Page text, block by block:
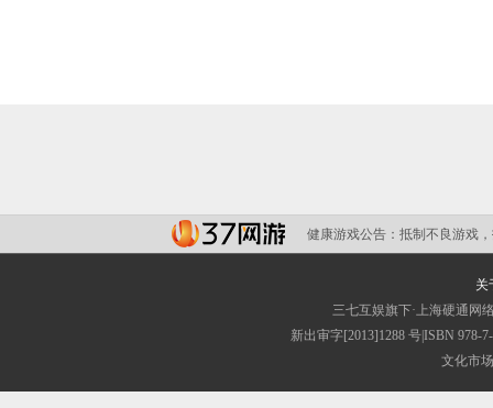
健康游戏公告： 抵制不良游戏
关
三七互娱旗下·上海硬通网
新出审字[2013]1288 号|ISBN
文化市